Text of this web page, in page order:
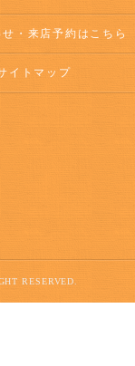
・来店予約はこちら
イトマップ
RESERVED.